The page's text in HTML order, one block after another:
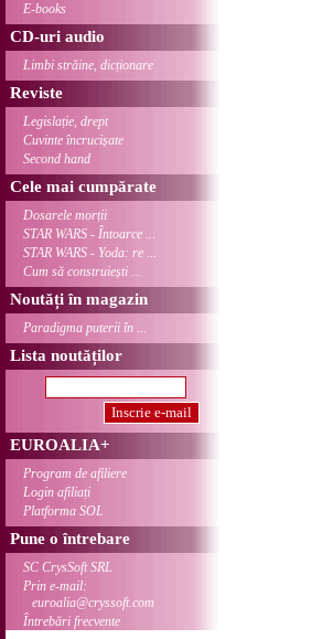
E-books
CD-uri audio
Limbi străine, dicționare
Reviste
Legislație, drept
Cuvinte încrucișate
Second hand
Cele mai cumpărate
Dosarele morții
STAR WARS - Întoarce ...
STAR WARS - Yoda: re ...
Cum să construiești ...
Noutăți în magazin
Paradigma puterii în ...
Lista noutăților
EUROALIA+
Program de afiliere
Login afiliați
Platforma SOL
Pune o întrebare
SC CrysSoft SRL
Prin e-mail:
euroalia@cryssoft.com
Întrebări frecvente